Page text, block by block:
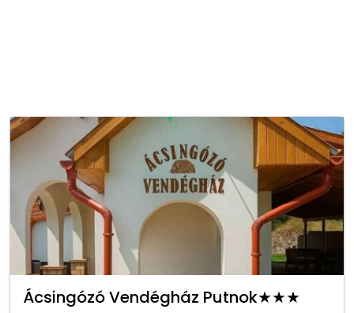
Ácsingózó Vendégház Putnok★★★